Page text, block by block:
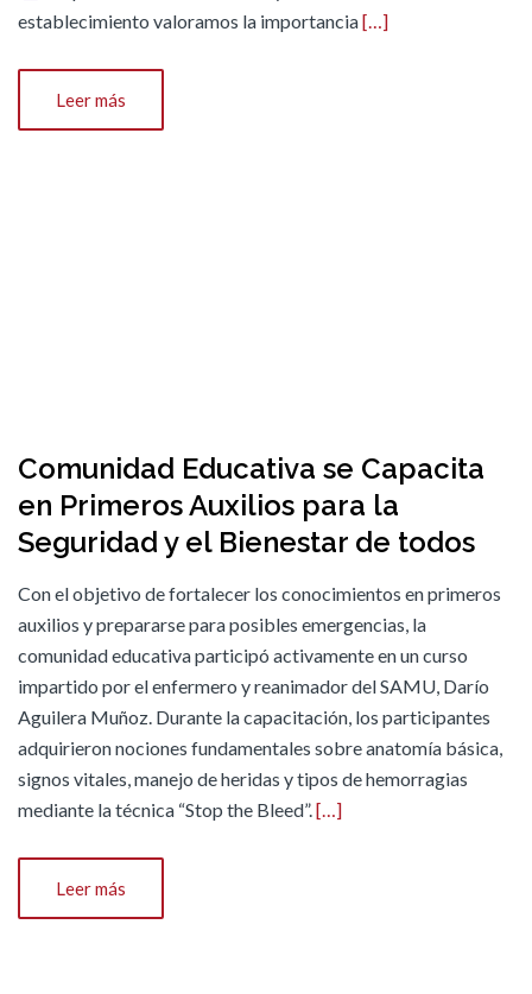
establecimiento valoramos la importancia[…]
Leer más
Comunidad Educativa se Capacita
en Primeros Auxilios para la
Seguridad y el Bienestar de todos
Con el objetivo de fortalecer los conocimientos en primeros
auxilios y prepararse para posibles emergencias, la
comunidad educativa participó activamente en un curso
impartido por el enfermero y reanimador del SAMU, Darío
Aguilera Muñoz. Durante la capacitación, los participantes
adquirieron nociones fundamentales sobre anatomía básica,
signos vitales, manejo de heridas y tipos de hemorragias
mediante la técnica “Stop the Bleed”.[…]
Leer más